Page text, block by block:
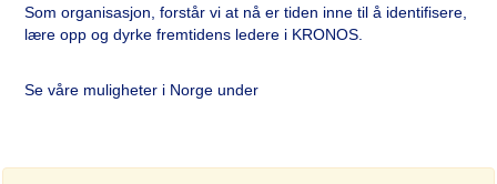
Som organisasjon, forstår vi at nå er tiden inne til å identifisere,
lære opp og dyrke fremtidens ledere i KRONOS.
Se våre muligheter i Norge under